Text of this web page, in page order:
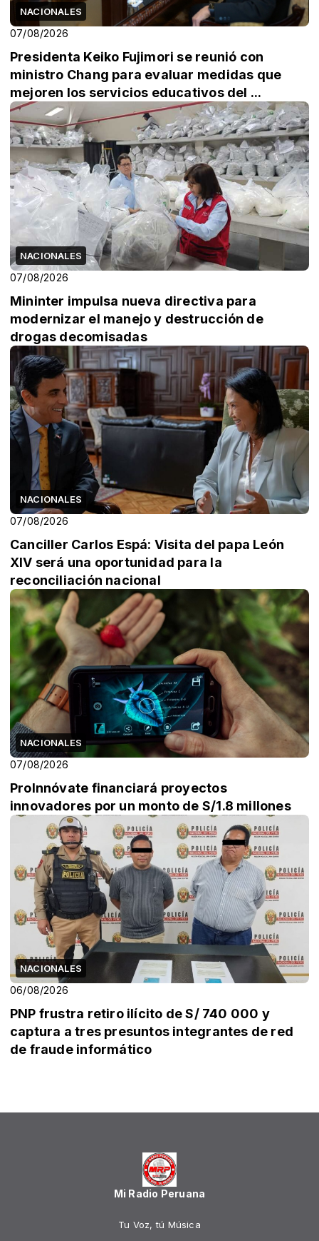
NACIONALES
07/08/2026
Presidenta Keiko Fujimori se reunió con
ministro Chang para evaluar medidas que
mejoren los servicios educativos del ...
NACIONALES
07/08/2026
Mininter impulsa nueva directiva para
modernizar el manejo y destrucción de
drogas decomisadas
NACIONALES
07/08/2026
Canciller Carlos Espá: Visita del papa León
XIV será una oportunidad para la
reconciliación nacional
NACIONALES
07/08/2026
ProInnóvate financiará proyectos
innovadores por un monto de S/1.8 millones
NACIONALES
06/08/2026
PNP frustra retiro ilícito de S/ 740 000 y
captura a tres presuntos integrantes de red
de fraude informático
Mi Radio Peruana
Tu Voz, tú Música